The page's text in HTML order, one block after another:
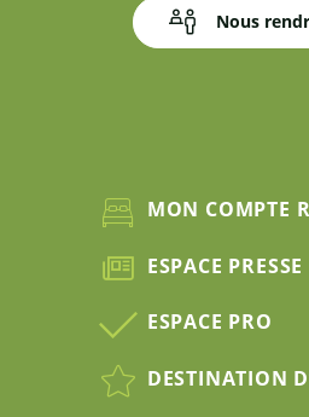
Nous
MON COMPTE
ESPACE PRESSE
ESPACE PRO
DESTINATION